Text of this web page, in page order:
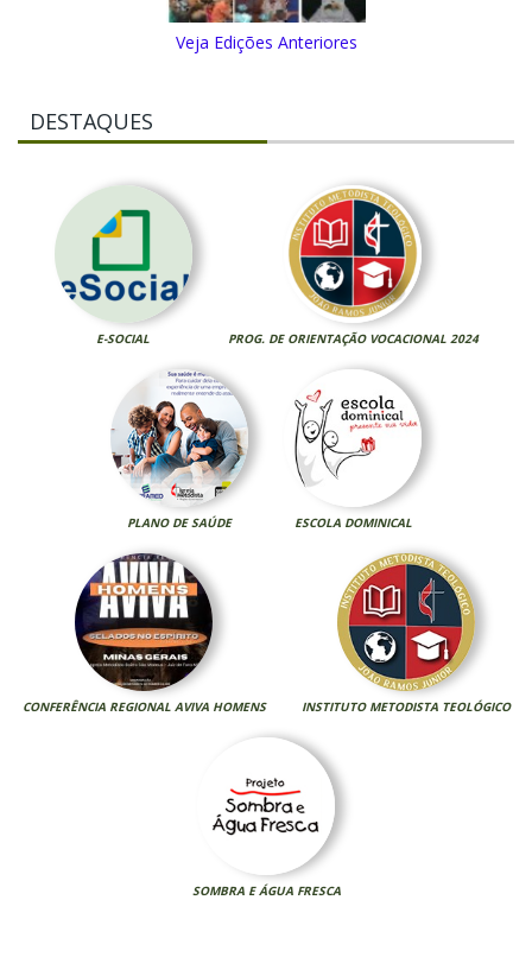
Veja Edições Anteriores
DESTAQUES
E-SOCIAL PROG. DE ORIENTAÇÃO VOCACIONAL 2024
PLANO DE SAÚDE ESCOLA DOMINICAL
CONFERÊNCIA REGIONAL AVIVA HOMENS INSTITUTO METODISTA TEOLÓGICO
SOMBRA E ÁGUA FRESCA